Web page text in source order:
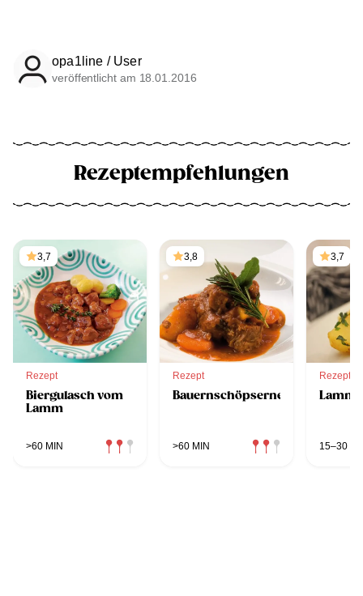
opa1line / User
veröffentlicht am 18.01.2016
Rezeptempfehlungen
3,7
Rezept
Biergulasch vom
Lamm
>60 MIN
3,8
Rezept
Bauernschöpsernes
>60 MIN
3,7
Rezept
15–30